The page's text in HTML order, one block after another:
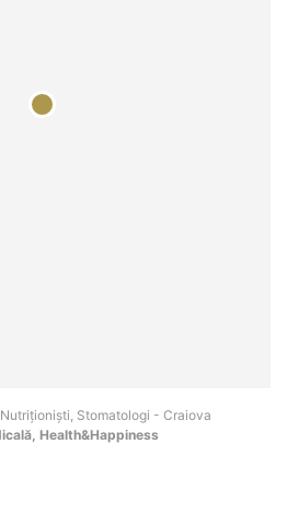
Stomatologi - Craiova
Health&Happiness